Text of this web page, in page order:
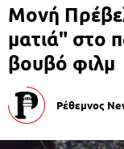
Μονή
ματιά" στο
βουβό φιλμ
Ρέθεμνος